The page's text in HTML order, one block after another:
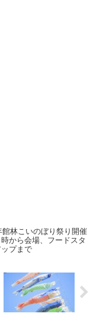
館林こいのぼり祭り開催
から会場、フードスタ
プまで